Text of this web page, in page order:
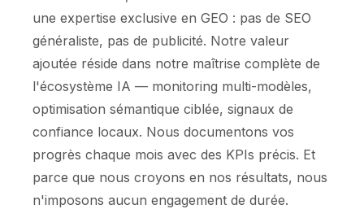
une expertise exclusive en GEO : pas de SEO
généraliste, pas de publicité. Notre valeur
ajoutée réside dans notre maîtrise complète de
l'écosystème IA — monitoring multi-modèles,
optimisation sémantique ciblée, signaux de
confiance locaux. Nous documentons vos
progrès chaque mois avec des KPIs précis. Et
parce que nous croyons en nos résultats, nous
n'imposons aucun engagement de durée.